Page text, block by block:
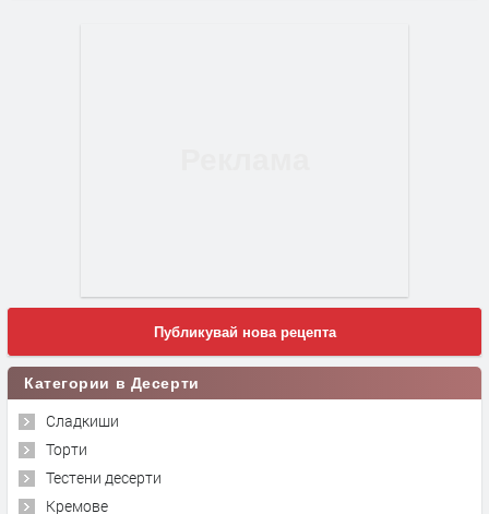
Публикувай нова рецепта
Категории в Десерти
Сладкиши
Торти
Тестени десерти
Кремове